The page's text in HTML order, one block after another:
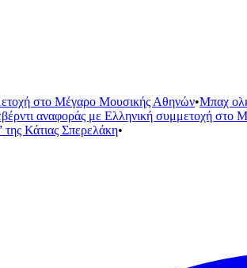
στο Μέγαρο Μουσικής Αθηνών•Μπαχ
αναφοράς με Ελληνική συμμετοχή στο
Κάτιας Σπερελάκη•